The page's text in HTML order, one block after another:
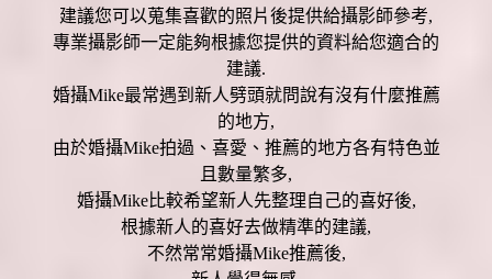
建議您可以蒐集喜歡的照片後提供給攝影師參考,
專業攝影師一定能夠根據您提供的資料給您適合的
建議.
婚攝Mike最常遇到新人劈頭就問說有沒有什麼推薦
的地方,
由於婚攝Mike拍過、喜愛、推薦的地方各有特色並
且數量繁多,
婚攝Mike比較希望新人先整理自己的喜好後,
根據新人的喜好去做精準的建議,
不然常常婚攝Mike推薦後,